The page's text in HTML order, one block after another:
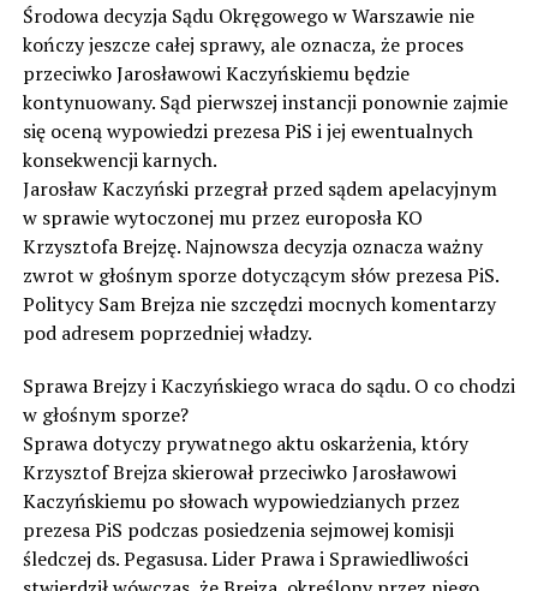
Środowa decyzja Sądu Okręgowego w Warszawie nie
kończy jeszcze całej sprawy, ale oznacza, że proces
przeciwko Jarosławowi Kaczyńskiemu będzie
kontynuowany. Sąd pierwszej instancji ponownie zajmie
się oceną wypowiedzi prezesa PiS i jej ewentualnych
konsekwencji karnych.
Jarosław Kaczyński przegrał przed sądem apelacyjnym
w sprawie wytoczonej mu przez europosła KO
Krzysztofa Brejzę. Najnowsza decyzja oznacza ważny
zwrot w głośnym sporze dotyczącym słów prezesa PiS.
Politycy Sam Brejza nie szczędzi mocnych komentarzy
pod adresem poprzedniej władzy.
Sprawa Brejzy i Kaczyńskiego wraca do sądu. O co chodzi
w głośnym sporze?
Sprawa dotyczy prywatnego aktu oskarżenia, który
Krzysztof Brejza skierował przeciwko Jarosławowi
Kaczyńskiemu po słowach wypowiedzianych przez
prezesa PiS podczas posiedzenia sejmowej komisji
śledczej ds. Pegasusa. Lider Prawa i Sprawiedliwości